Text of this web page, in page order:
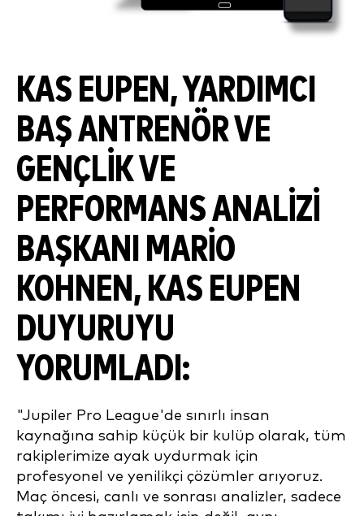
KAS EUPEN, YARDIMCI
BAŞ ANTRENÖR VE
GENÇLIK VE
PERFORMANS ANALIZI
BAŞKANI MARIO
KOHNEN, KAS EUPEN
DUYURUYU
YORUMLADI:
"Jupiler Pro League'de sınırlı insan
kaynağına sahip küçük bir kulüp olarak, tüm
rakiplerimize ayak uydurmak için
profesyonel ve yenilikçi çözümler arıyoruz.
Maç öncesi, canlı ve sonrası analizler, sadece